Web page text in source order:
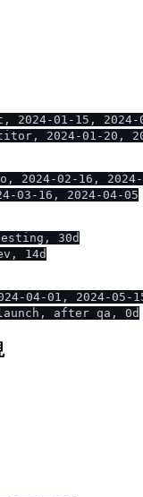
2024-01-15, 2024-
2024-01-20,
2024-02-16,
03-16, 2024-04-05
30d
14d
04-01, 2024-05-